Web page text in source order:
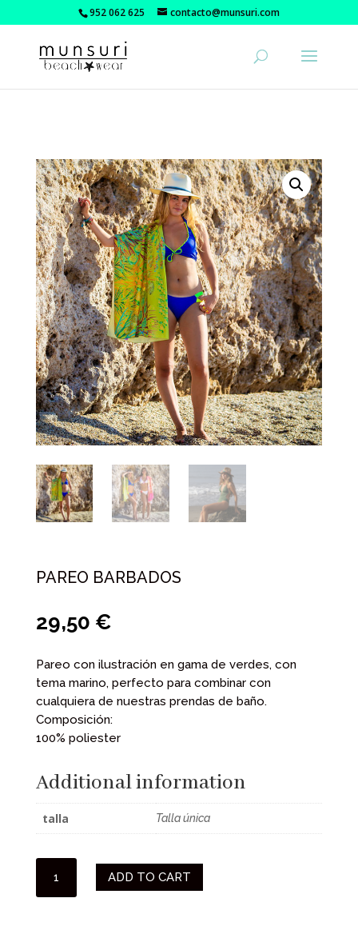
952 062 625 contacto@munsuri.com
PAREO BARBADOS
29,50 €
Pareo con ilustración en gama de verdes, con
tema marino, perfecto para combinar con
cualquiera de nuestras prendas de baño.
Composición:
100% poliester
Additional information
talla Talla única
BARBADOS
ADD TO CART